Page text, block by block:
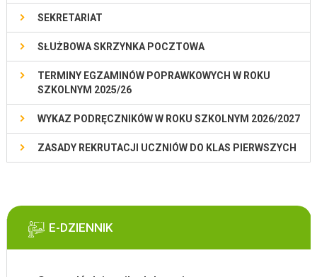
SEKRETARIAT
SŁUŻBOWA SKRZYNKA POCZTOWA
TERMINY EGZAMINÓW POPRAWKOWYCH W ROKU
SZKOLNYM 2025/26
WYKAZ PODRĘCZNIKÓW W ROKU SZKOLNYM 2026/2027
ZASADY REKRUTACJI UCZNIÓW DO KLAS PIERWSZYCH
E-DZIENNIK